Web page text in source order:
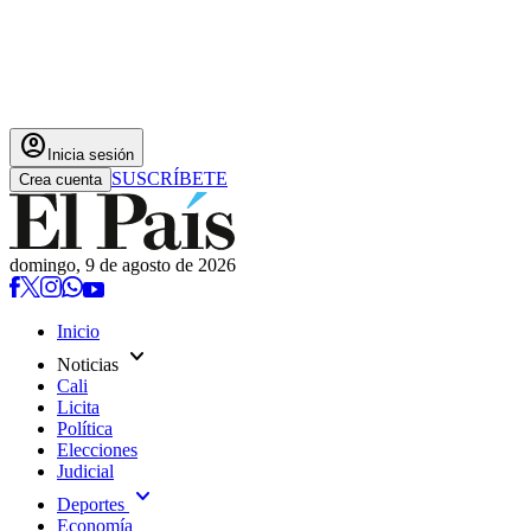
account_circle Inicia sesión
Crea cuenta SUSCRÍBETE
domingo, 9 de agosto de 2026
Inicio
Noticias expand_more
Cali
Licita
Política
Elecciones
Judicial
Deportes expand_more
Economía